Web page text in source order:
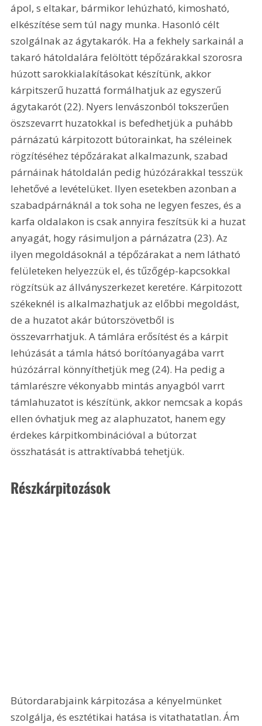
ápol, s eltakar, bármikor lehúzható, kimosható,
elkészítése sem túl nagy munka. Hasonló célt
szolgálnak az ágytakarók. Ha a fekhely sarkainál a
takaró hátoldalára felöltött tépőzárakkal szorosra
húzott sarokkialakításokat készítünk, akkor
kárpitszerű huzattá formálhatjuk az egyszerű
ágytakarót (22). Nyers lenvászonból tokszerűen
öszszevarrt huzatokkal is befedhetjük a puhább
párnázatú kárpitozott bútorainkat, ha széleinek
rögzítéséhez tépőzárakat alkalmazunk, szabad
párnáinak hátoldalán pedig húzózárakkal tesszük
lehetővé a levételüket. Ilyen esetekben azonban a
szabadpárnáknál a tok soha ne legyen feszes, és a
karfa oldalakon is csak annyira feszítsük ki a huzat
anyagát, hogy rásimuljon a párnázatra (23). Az
ilyen megoldásoknál a tépőzárakat a nem látható
felületeken helyezzük el, és tűzőgép-kapcsokkal
rögzítsük az állványszerkezet keretére. Kárpitozott
székeknél is alkalmazhatjuk az előbbi megoldást,
de a huzatot akár bútorszövetből is
összevarrhatjuk. A támlára erősítést és a kárpit
lehúzását a támla hátsó borítóanyagába varrt
húzózárral könnyíthetjük meg (24). Ha pedig a
támlarészre vékonyabb mintás anyagból varrt
támlahuzatot is készítünk, akkor nemcsak a kopás
ellen óvhatjuk meg az alaphuzatot, hanem egy
érdekes kárpitkombinációval a bútorzat
összhatását is attraktívabbá tehetjük.
Részkárpitozások
Bútordarabjaink kárpitozása a kényelmünket
szolgálja, és esztétikai hatása is vitathatatlan. Ám